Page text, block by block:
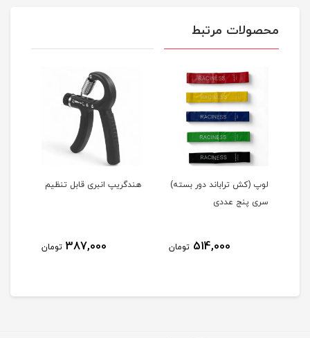
محصولات مرتبط
لوپ (کش تراباند دور بسته)
سری پنج عددی
514,000 تومان
هندگریپ انبری قابل تنظیم
387,000 تومان